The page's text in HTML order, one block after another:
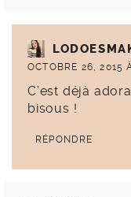
OCTOBRE 26, 2015
C’est déjà
bisous !
RÉPONDRE